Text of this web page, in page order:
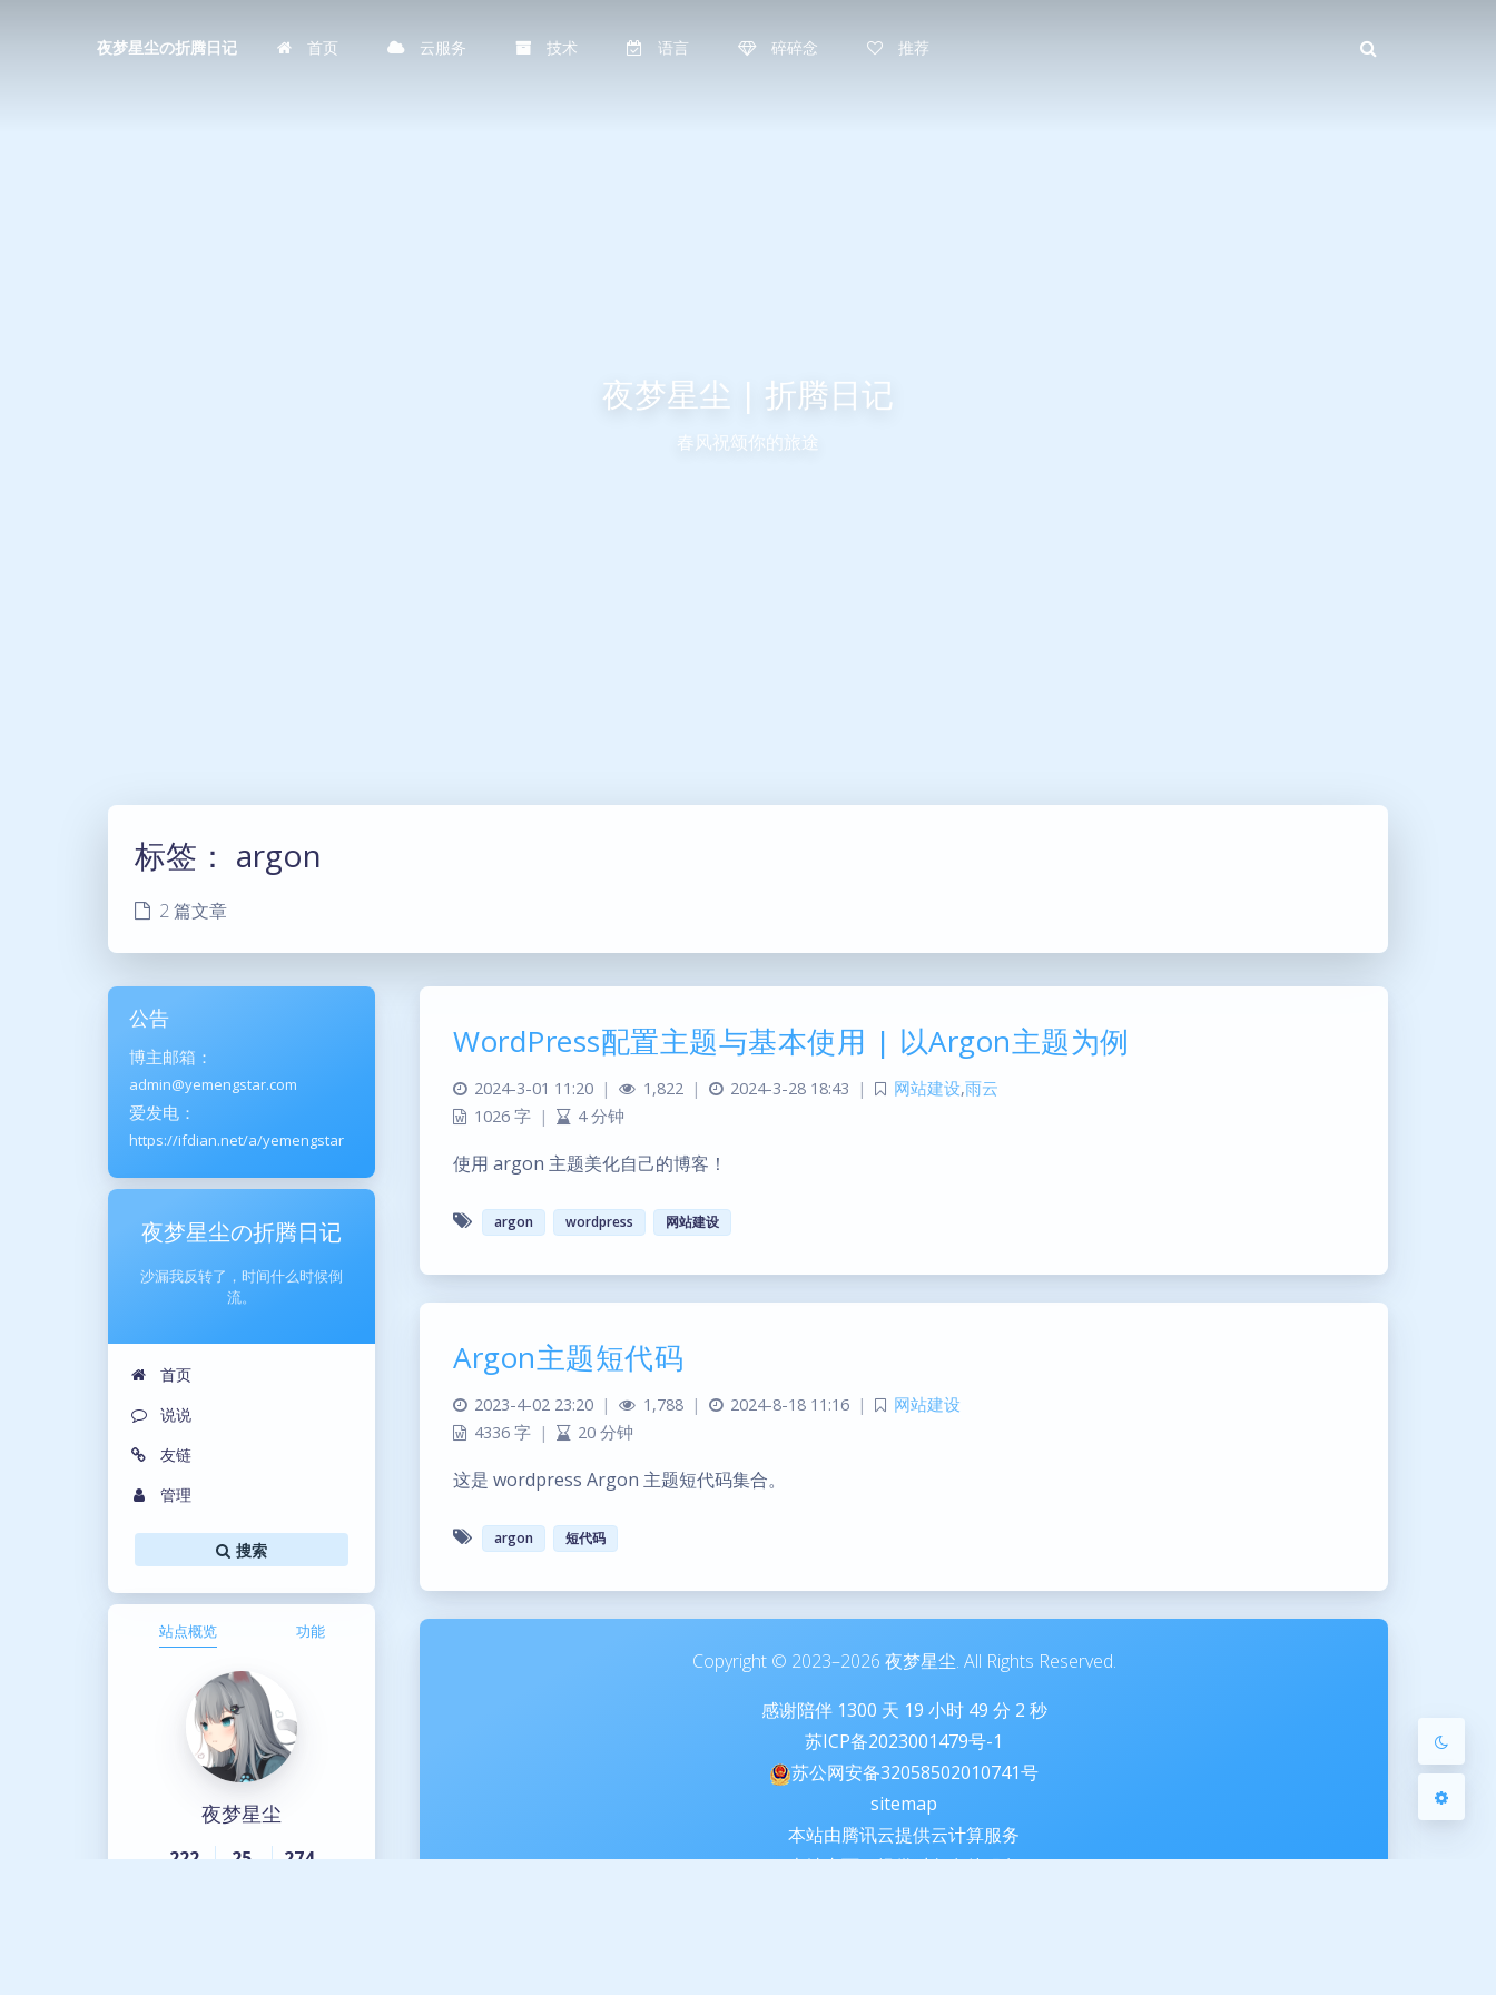
夜梦星尘の折腾日记 首页 云服务 技术 语言 碎碎念 推荐
夜梦星尘 | 折腾日记
春风祝颂你的旅途
浅阴影 深阴影
标签： argon
2 篇文章
公告
博主邮箱：
admin@yemengstar.com
爱发电：
https://ifdian.net/a/yemengstar
夜梦星尘の折腾日记
沙漏我反转了，时间什么时候倒
流。
首页
说说
友链
管理
搜索
站点概览 功能
夜梦星尘
222 25 274
WordPress配置主题与基本使用 | 以Argon主题为例
2024-3-01 11:20 | 1,822 | 2024-3-28 18:43 | 网站建设,雨云
1026 字 | 4 分钟
使用 argon 主题美化自己的博客！
argon wordpress 网站建设
Argon主题短代码
2023-4-02 23:20 | 1,788 | 2024-8-18 11:16 |
网站建设
4336 字 | 20 分钟
这是 wordpress Argon 主题短代码集合。
argon 短代码
Copyright © 2023–2026 夜梦星尘. All Rights Reserved.
感谢陪伴 1300 天 19 小时 49 分 2 秒
苏ICP备2023001479号-1
苏公网安备32058502010741号
sitemap
本站由腾讯云提供云计算服务
本站由雨云提供对象存储服务